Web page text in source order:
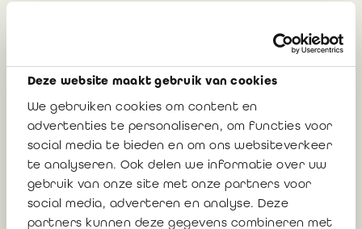
Deze website maakt gebruik van cookies
We gebruiken cookies om content en
advertenties te personaliseren, om functies voor
social media te bieden en om ons websiteverkeer
te analyseren. Ook delen we informatie over uw
gebruik van onze site met onze partners voor
social media, adverteren en analyse. Deze
partners kunnen deze gegevens combineren met
Nieuwe aanmeldprocedure IBR-portaal:
Multifactorauthenticatie (MFA) vanaf
12 mei 2026
17 april 2026
De Algemene Vergadering van 24 april